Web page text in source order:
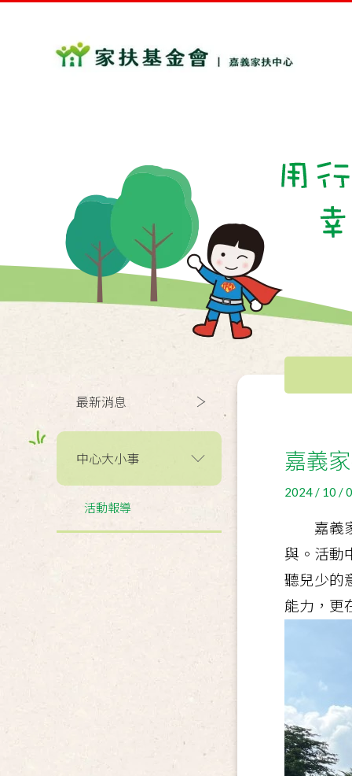
最新消息
中心大小事
活動報導
嘉義
2024 / 10 /
嘉義
與。活動
聽兒少的
能力，更